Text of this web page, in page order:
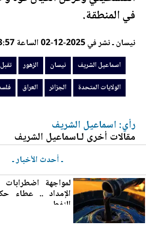
في المنطقة.
نيسان ـ نشر في 2025-12-02 الساعة 13:57
اسماعيل الشريف نيسان الزهور تقبل
الولايات المتحدة
الجزائر العراق
رأي: اسماعيل الشريف
مقالات أخرى لـاسماعيل الشريف
ـ أحدث الأخبار ـ
لمواجهة
الإمداد .. عطاء
النفط